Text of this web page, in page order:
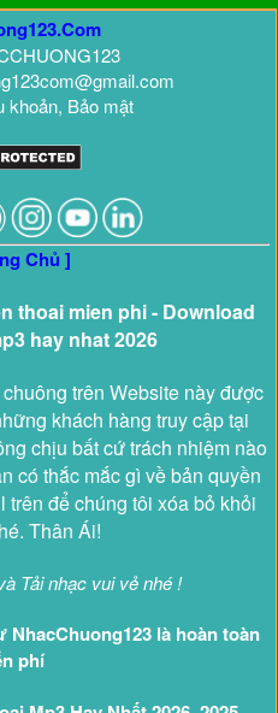
khoản, Bảo mật
Chủ ]
thoai mien phi - Download
hay nhat 2026
trên Website này được
khách hàng truy cập tại
chịu bất cứ trách nhiệm nào
có thắc mắc gì về bản quyền
để chúng tôi xóa bỏ khỏi
Thân Ái!
Tải nhạc vui vẻ nhé !
NhacChuong123 là hoàn toàn
phí